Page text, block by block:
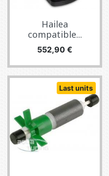
Hailea
compatible...
Preis
552,90 €
Last units